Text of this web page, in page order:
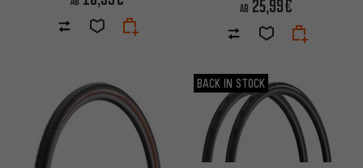
AB 25,99€
BACK IN STOCK